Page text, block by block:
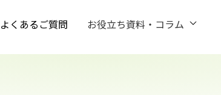
よくあるご質問 お役立ち資料・コラム